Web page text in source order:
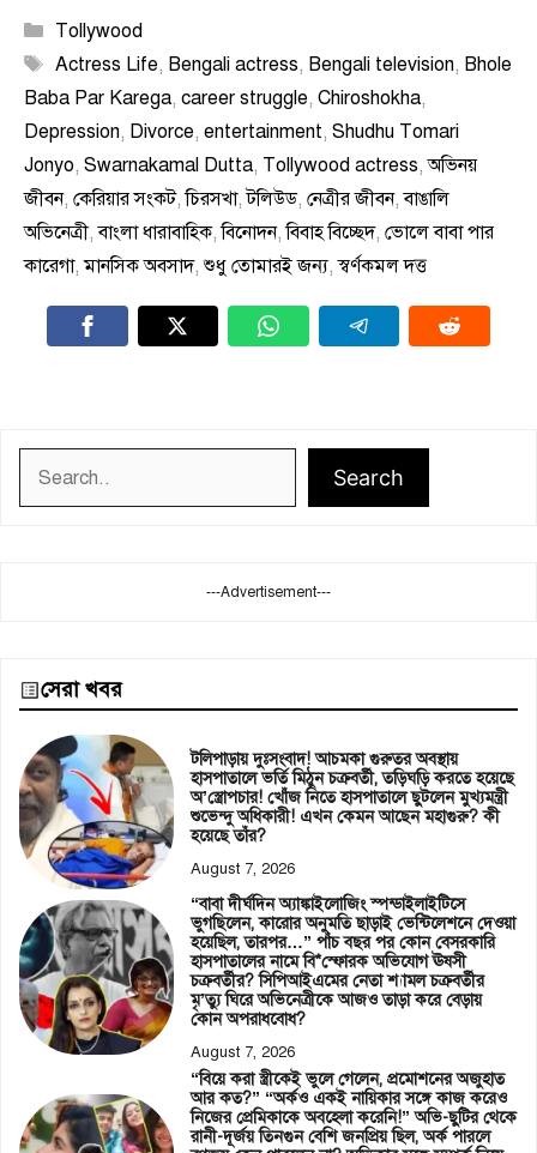
Categories
Tollywood
Tags
Actress Life, Bengali actress, Bengali television, Bhole
Baba Par Karega, career struggle, Chiroshokha,
Depression, Divorce, entertainment, Shudhu Tomari
Jonyo, Swarnakamal Dutta, Tollywood actress,অভিনয়
জীবন, কেরিয়ার সংকট,চিরসখা,টলিউড, নেত্রীর জীবন,বাঙালি
অভিনেত্রী,বাংলা ধারাবাহিক,বিনোদন,বিবাহ বিচ্ছেদ, ভোলে বাবা পার
কারেগা,মানসিক অবসাদ,শুধু তোমারই জন্য,স্বর্ণকমল দত্ত
Search
---Advertisement---
সেরা খবর
টলিপাড়ায় দুঃসংবাদ! আচমকা গুরুতর অবস্থায়
হাসপাতালে ভর্তি মিঠুন চক্রবর্তী, তড়িঘড়ি করতে হয়েছে
অ’স্ত্রোপচার! খোঁজ নিতে হাসপাতালে ছুটলেন মুখ্যমন্ত্রী
শুভেন্দু অধিকারী! এখন কেমন আছেন মহাগুরু? কী
হয়েছে তাঁর?
August 7, 2026
“বাবা দীর্ঘদিন অ্যাঙ্কাইলোজিং স্পন্ডাইলাইটিসে
ভুগছিলেন, কারোর অনুমতি ছাড়াই ভেন্টিলেশনে দেওয়া
হয়েছিল, তারপর…” পাঁচ বছর পর কোন বেসরকারি
হাসপাতালের নামে বি*স্ফোরক অভিযোগ ঊষসী
চক্রবর্তীর? সিপিআইএমের নেতা শ্যামল চক্রবর্তীর
মৃ’ত্যু ঘিরে অভিনেত্রীকে আজও তাড়া করে বেড়ায়
কোন অপরাধবোধ?
August 7, 2026
“বিয়ে করা স্ত্রীকেই ভুলে গেলেন, প্রমোশনের অজুহাত
আর কত?” “অর্কও একই নায়িকার সঙ্গে কাজ করেও
নিজের প্রেমিকাকে অবহেলা করেনি!” অভি-ছুটির থেকে
রানী-দূর্জয় তিনগুন বেশি জনপ্রিয় ছিল, অর্ক পারলে